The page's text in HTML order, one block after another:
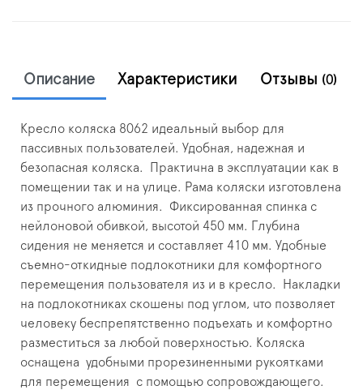
Описание Характеристики Отзывы (0)
Кресло коляска 8062 идеальный выбор для
пассивных пользователей. Удобная, надежная и
безопасная коляска.
Практична в эксплуатации как в
помещении так и на улице. Рама коляски изготовлена
из прочного алюминия. Фиксированная спинка с
нейлоновой обивкой, высотой 450 мм. Глубина
сидения не меняется и составляет 410 мм. Удобные
съемно-откидные подлокотники для комфортного
перемещения пользователя из и в кресло.
Накладки
на подлокотниках скошены под углом, что позволяет
человеку беспрепятственно подъехать и комфортно
разместиться за любой поверхностью. Коляска
оснащена удобными прорезиненными рукоятками
для перемещения с помощью сопровождающего.